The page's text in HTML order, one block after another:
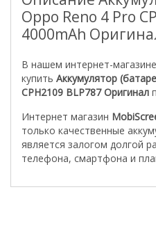
Oppo Reno 4 Pro
4000mAh
В нашем интернет-
купить Аккумулятор
CPH2109 BLP787 Оригинал
Интернет магазин
только качественные
является залогом долгой
телефона, смартфона и